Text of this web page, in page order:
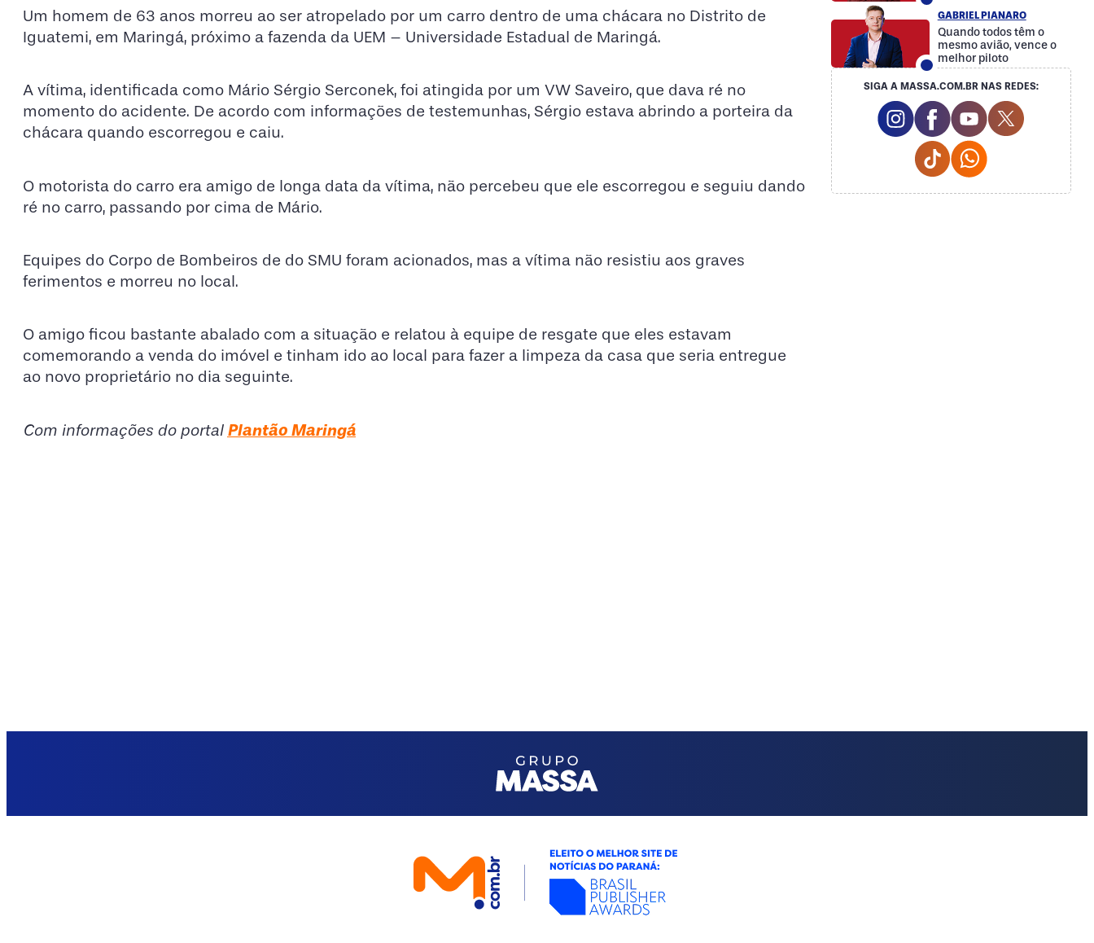
Um homem de 63 anos morreu ao ser atropelado por um carro dentro de uma chácara no Distrito de
Iguatemi, em Maringá, próximo a fazenda da UEM – Universidade Estadual de Maringá.
A vítima, identificada como Mário Sérgio Serconek, foi atingida por um VW Saveiro, que dava ré no
momento do acidente. De acordo com informações de testemunhas, Sérgio estava abrindo a porteira da
chácara quando escorregou e caiu.
O motorista do carro era amigo de longa data da vítima, não percebeu que ele escorregou e seguiu dando
ré no carro, passando por cima de Mário.
Equipes do Corpo de Bombeiros de do SMU foram acionados, mas a vítima não resistiu aos graves
ferimentos e morreu no local.
O amigo ficou bastante abalado com a situação e relatou à equipe de resgate que eles estavam
comemorando a venda do imóvel e tinham ido ao local para fazer a limpeza da casa que seria entregue
ao novo proprietário no dia seguinte.
Com informações do portal Plantão Maringá
GABRIEL PIANARO
Quando todos têm o
mesmo avião, vence o
melhor piloto
SIGA A MASSA.COM.BR NAS REDES:
Instagram Social Media
Facebook Social Media
Youtube Social
Twitter
Tiktok Social Media
Whatsapp